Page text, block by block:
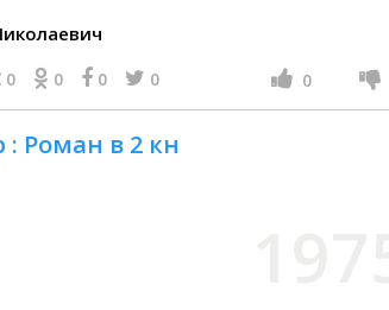
0 0 0 0 0
: Роман в 2 кн